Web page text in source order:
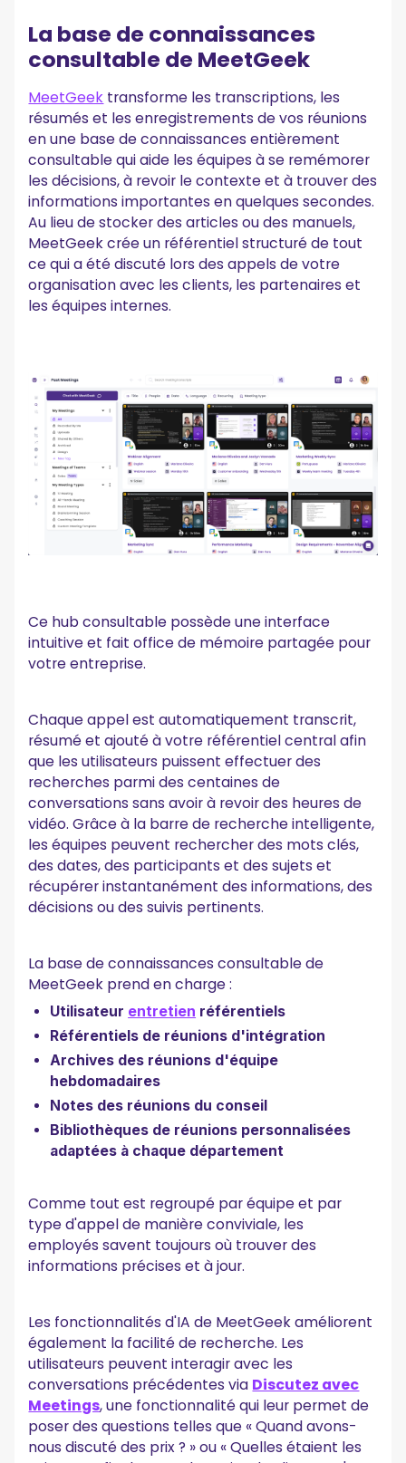
La base de connaissances
consultable de MeetGeek
MeetGeek transforme les transcriptions, les
résumés et les enregistrements de vos réunions
en une base de connaissances entièrement
consultable qui aide les équipes à se remémorer
les décisions, à revoir le contexte et à trouver des
informations importantes en quelques secondes.
Au lieu de stocker des articles ou des manuels,
MeetGeek crée un référentiel structuré de tout
ce qui a été discuté lors des appels de votre
organisation avec les clients, les partenaires et
les équipes internes.
Ce hub consultable possède une interface
intuitive et fait office de mémoire partagée pour
votre entreprise.
Chaque appel est automatiquement transcrit,
résumé et ajouté à votre référentiel central afin
que les utilisateurs puissent effectuer des
recherches parmi des centaines de
conversations sans avoir à revoir des heures de
vidéo. Grâce à la barre de recherche intelligente,
les équipes peuvent rechercher des mots clés,
des dates, des participants et des sujets et
récupérer instantanément des informations, des
décisions ou des suivis pertinents.
La base de connaissances consultable de
MeetGeek prend en charge :
Utilisateur entretien référentiels
Référentiels de réunions d'intégration
Archives des réunions d'équipe
hebdomadaires
Notes des réunions du conseil
Bibliothèques de réunions personnalisées
adaptées à chaque département
Comme tout est regroupé par équipe et par
type d'appel de manière conviviale, les
employés savent toujours où trouver des
informations précises et à jour.
Les fonctionnalités d'IA de MeetGeek améliorent
également la facilité de recherche. Les
utilisateurs peuvent interagir avec les
conversations précédentes via Discutez avec
Meetings, une fonctionnalité qui leur permet de
poser des questions telles que « Quand avons-
nous discuté des prix ? » ou « Quelles étaient les